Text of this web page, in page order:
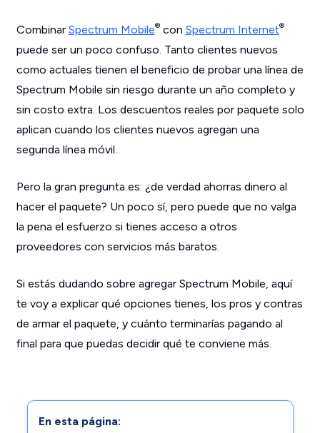
Combinar Spectrum Mobile®con Spectrum Internet®
puede ser un poco confuso. Tanto clientes nuevos
como actuales tienen el beneficio de probar una línea de
Spectrum Mobile sin riesgo durante un año completo y
sin costo extra. Los descuentos reales por paquete solo
aplican cuando los clientes nuevos agregan una
segunda línea móvil.
Pero la gran pregunta es: ¿de verdad ahorras dinero al
hacer el paquete? Un poco sí, pero puede que no valga
la pena el esfuerzo si tienes acceso a otros
proveedores con servicios más baratos.
Si estás dudando sobre agregar Spectrum Mobile, aquí
te voy a explicar qué opciones tienes, los pros y contras
de armar el paquete, y cuánto terminarías pagando al
final para que puedas decidir qué te conviene más.
En esta página: